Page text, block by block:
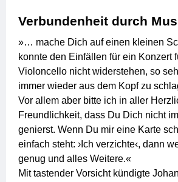
Verbundenheit durch
»… mache Dich auf einen kleinen
konnte den Einfällen für ein Konzert
Violoncello nicht widerstehen, so
immer wieder aus dem Kopf zu
Vor allem aber bitte ich in aller
Freundlichkeit, dass Du Dich nicht
genierst. Wenn Du mir eine Karte
einfach steht: ›Ich verzichte‹, dann
genug und alles Weitere.«
Mit tastender Vorsicht kündigte